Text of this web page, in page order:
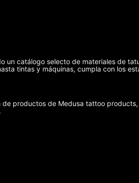
un catálogo selecto de materiales de
tintas y máquinas, cumpla con los
productos de Medusa tattoo